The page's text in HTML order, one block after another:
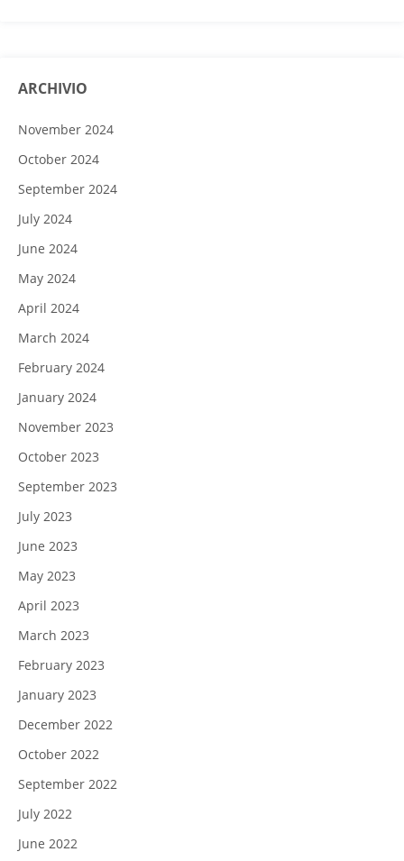
ARCHIVIO
November 2024
October 2024
September 2024
July 2024
June 2024
May 2024
April 2024
March 2024
February 2024
January 2024
November 2023
October 2023
September 2023
July 2023
June 2023
May 2023
April 2023
March 2023
February 2023
January 2023
December 2022
October 2022
September 2022
July 2022
June 2022